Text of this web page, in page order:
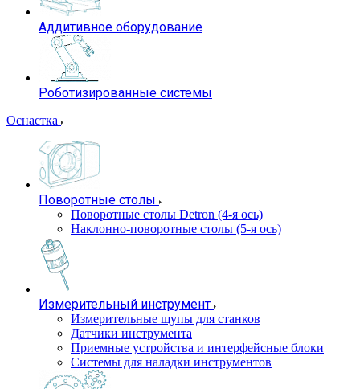
Аддитивное оборудование
Роботизированные системы
Оснастка
Поворотные столы
Поворотные столы Detron (4-я ось)
Наклонно-поворотные столы (5-я ось)
Измерительный инструмент
Измерительные щупы для станков
Датчики инструмента
Приемные устройства и интерфейсные блоки
Системы для наладки инструментов